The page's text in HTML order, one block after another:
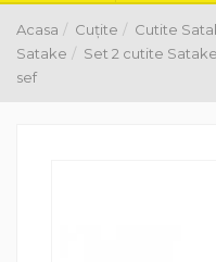
Acasa Cuțite Cutite
Satake
Set 2 cutite
sef